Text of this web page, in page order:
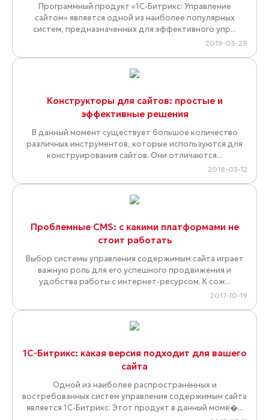
Программный продукт «1С-Битрикс: Управление
сайтом» является одной из наиболее популярных
систем, предназначенных для эффективного упр...
2019-05-29
Конструкторы для сайтов: простые и
эффективные решения
В данный момент существует большое количество
различных инструментов, которые используются для
конструирования сайтов. Они отличаются...
2018-03-12
Проблемные CMS: с какими платформами не
стоит работать
Выбор системы управления содержимым сайта играет
важную роль для его успешного продвижения и
удобства работы с интернет-ресурсом. К сож...
2017-10-19
1С-Битрикс: какая версия подходит для вашего
сайта
Одной из наиболее распространённых и
востребованных систем управления содержимым сайта
является 1С-Битрикс. Этот продукт в данный моме�...